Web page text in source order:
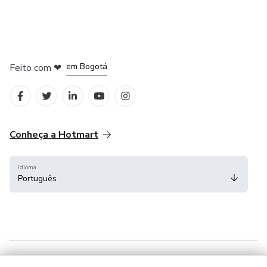
Feito com ❤ em Bogotá
Conheça a Hotmart
Idioma
Português